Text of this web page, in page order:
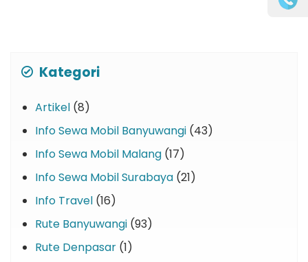
Kategori
Artikel (8)
Info Sewa Mobil Banyuwangi (43)
Info Sewa Mobil Malang (17)
Info Sewa Mobil Surabaya (21)
Info Travel (16)
Rute Banyuwangi (93)
Rute Denpasar (1)